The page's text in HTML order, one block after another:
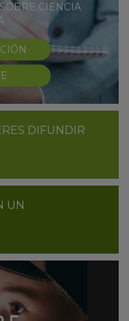
CIENCIA
DIFUNDIR
UN